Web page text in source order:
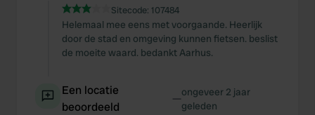
Sitecode: 107484
Helemaal mee eens met voorgaande. Heerlijk
door de stad en omgeving kunnen fietsen. beslist
de moeite waard. bedankt Aarhus.
Een locatie
beoordeeld
—ongeveer 2 jaar
geleden